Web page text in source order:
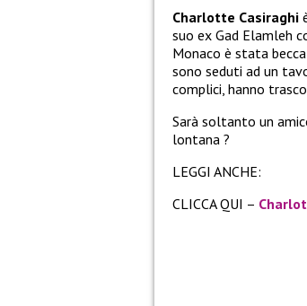
Charlotte Casiraghi
suo ex Gad Elamleh
Monaco è stata
sono seduti ad un
complici, hanno
Sarà soltanto un
lontana ?
LEGGI ANCHE:
CLICCA QUI –